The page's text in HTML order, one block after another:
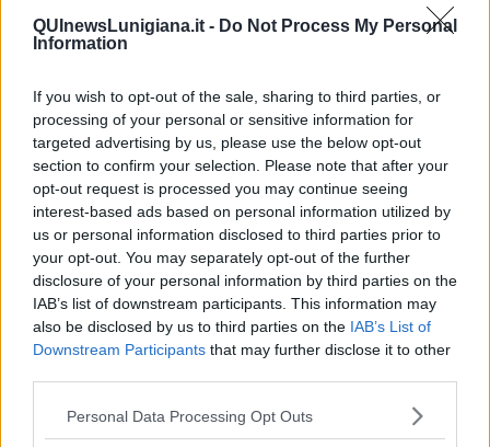
QUInewsLunigiana.it - Do Not Process My Personal
Information
If you wish to opt-out of the sale, sharing to third parties, or
processing of your personal or sensitive information for
targeted advertising by us, please use the below opt-out
section to confirm your selection. Please note that after your
opt-out request is processed you may continue seeing
interest-based ads based on personal information utilized by
us or personal information disclosed to third parties prior to
your opt-out. You may separately opt-out of the further
disclosure of your personal information by third parties on the
IAB’s list of downstream participants. This information may
also be disclosed by us to third parties on the IAB’s List of
Downstream Participants that may further disclose it to other
Personal Data Processing Opt Outs
​Il diritto ad essere disconnessi
​Il pensiero dicotomico e la salute mentale
​La Clownterapia
​Differenze tra persone frustrate e non
L’invisibile fatica mentale
Vacanze a km zero
​Buone Vacan(si)e!
​Il lato positivo delle cose
​Storie antiche di tempi moderni
​Quello che alle mamme non dicono
Adultescenza
Homo imbecillis
​4 anni di Blog
Quando il silenzio è aggressivo
​Il passato, questo conosciuto!
​Clima ballerino e sbalzi d’umore
​L’uomo o l’orso?